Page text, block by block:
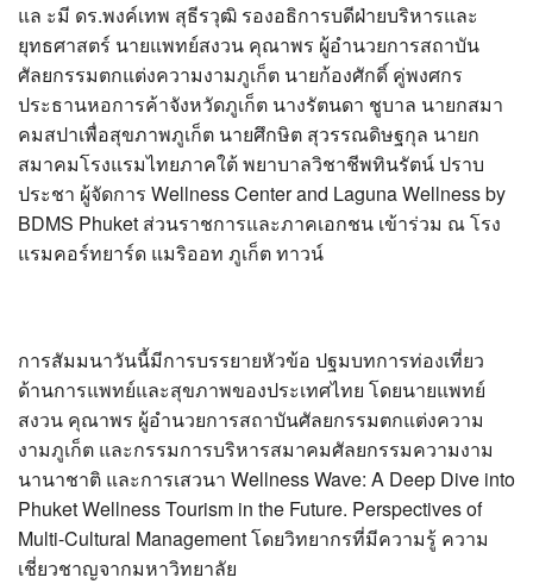
แล ะมี ดร.พงค์เทพ สุธีรวุฒิ รองอธิการบดีฝ่ายบริหารและ
ยุทธศาสตร์ นายแพทย์สงวน คุณาพร ผู้อำนวยการสถาบัน
ศัลยกรรมตกแต่งความงามภูเก็ต นายก้องศักดิ์ คู่พงศกร
ประธานหอการค้าจังหวัดภูเก็ต นางรัตนดา ชูบาล นายกสมา
คมสปาเพื่อสุขภาพภูเก็ต นายศึกษิต สุวรรณดิษฐกุล นายก
สมาคมโรงแรมไทยภาคใต้ พยาบาลวิชาชีพทินรัตน์ ปราบ
ประชา ผู้จัดการ Wellness Center and Laguna Wellness by
BDMS Phuket ส่วนราชการและภาคเอกชน เข้าร่วม ณ โรง
แรมคอร์ทยาร์ด แมริออท ภูเก็ต ทาวน์
การสัมมนาวันนี้มีการบรรยายหัวข้อ ปฐมบทการท่องเที่ยว
ด้านการแพทย์และสุขภาพของประเทศไทย โดยนายแพทย์
สงวน คุณาพร ผู้อำนวยการสถาบันศัลยกรรมตกแต่งความ
งามภูเก็ต และกรรมการบริหารสมาคมศัลยกรรมความงาม
นานาชาติ และการเสวนา Wellness Wave: A Deep Dive into
Phuket Wellness Tourism in the Future. Perspectives of
Multi-Cultural Management โดยวิทยากรที่มีความรู้ ความ
เชี่ยวชาญจากมหาวิทยาลัย